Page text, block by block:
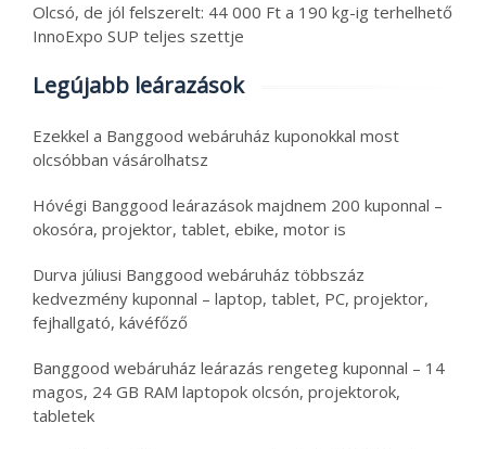
Olcsó, de jól felszerelt: 44 000 Ft a 190 kg-ig terhelhető
InnoExpo SUP teljes szettje
Legújabb leárazások
Ezekkel a Banggood webáruház kuponokkal most
olcsóbban vásárolhatsz
Hóvégi Banggood leárazások majdnem 200 kuponnal –
okosóra, projektor, tablet, ebike, motor is
Durva júliusi Banggood webáruház többszáz
kedvezmény kuponnal – laptop, tablet, PC, projektor,
fejhallgató, kávéfőző
Banggood webáruház leárazás rengeteg kuponnal – 14
magos, 24 GB RAM laptopok olcsón, projektorok,
tabletek